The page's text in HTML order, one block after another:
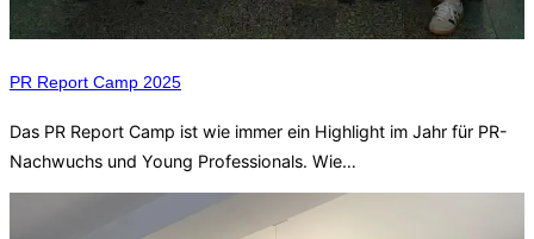
PR Report Camp 2025
Das PR Report Camp ist wie immer ein Highlight im Jahr für PR-
Nachwuchs und Young Professionals. Wie…